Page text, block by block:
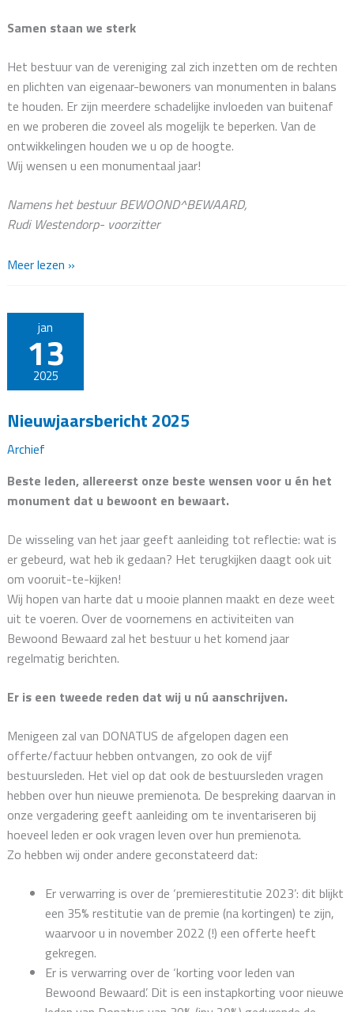
Samen staan we sterk
Het bestuur van de vereniging zal zich inzetten om de rechten
en plichten van eigenaar-bewoners van monumenten in balans
te houden. Er zijn meerdere schadelijke invloeden van buitenaf
en we proberen die zoveel als mogelijk te beperken. Van de
ontwikkelingen houden we u op de hoogte.
Wij wensen u een monumentaal jaar!
Namens het bestuur BEWOOND^BEWAARD,
Rudi Westendorp- voorzitter
Nieuwjaarsbericht
Meer lezen »
jan
13
2025
Nieuwjaarsbericht 2025
Archief
Beste leden, allereerst onze beste wensen voor u én het
monument dat u bewoont en bewaart.
De wisseling van het jaar geeft aanleiding tot reflectie: wat is
er gebeurd, wat heb ik gedaan? Het terugkijken daagt ook uit
om vooruit-te-kijken!
Wij hopen van harte dat u mooie plannen maakt en deze weet
uit te voeren. Over de voornemens en activiteiten van
Bewoond Bewaard zal het bestuur u het komend jaar
regelmatig berichten.
Er is een tweede reden dat wij u nú aanschrijven.
Menigeen zal van DONATUS de afgelopen dagen een
offerte/factuur hebben ontvangen, zo ook de vijf
bestuursleden. Het viel op dat ook de bestuursleden vragen
hebben over hun nieuwe premienota. De bespreking daarvan in
onze vergadering geeft aanleiding om te inventariseren bij
hoeveel leden er ook vragen leven over hun premienota.
Zo hebben wij onder andere geconstateerd dat:
Er verwarring is over de ‘premierestitutie 2023’: dit blijkt
een 35% restitutie van de premie (na kortingen) te zijn,
waarvoor u in november 2022 (!) een offerte heeft
gekregen.
Er is verwarring over de ‘korting voor leden van
Bewoond Bewaard’. Dit is een instapkorting voor nieuwe